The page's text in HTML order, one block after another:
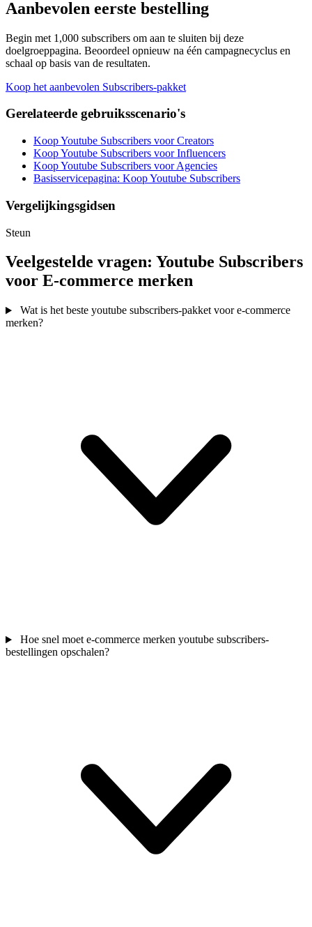
Aanbevolen eerste bestelling
Begin met 1,000 subscribers om aan te sluiten bij deze
doelgroeppagina. Beoordeel opnieuw na één campagnecyclus en
schaal op basis van de resultaten.
Koop het aanbevolen Subscribers-pakket
Gerelateerde gebruiksscenario's
Koop Youtube Subscribers voor Creators
Koop Youtube Subscribers voor Influencers
Koop Youtube Subscribers voor Agencies
Basisservicepagina: Koop Youtube Subscribers
Vergelijkingsgidsen
Steun
Veelgestelde vragen: Youtube Subscribers
voor E-commerce merken
Wat is het beste youtube subscribers-pakket voor e-commerce
merken?
Hoe snel moet e-commerce merken youtube subscribers-
bestellingen opschalen?